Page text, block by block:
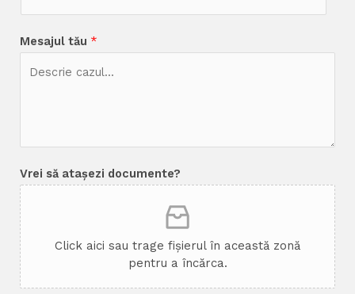
Mesajul tău *
Vrei să atașezi documente?
Click aici sau trage fișierul în această zonă
pentru a încărca.